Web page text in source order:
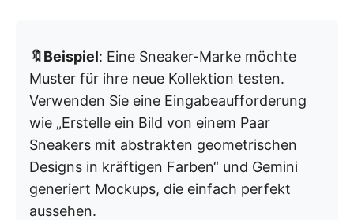
🔖Beispiel: Eine Sneaker-Marke möchte
Muster für ihre neue Kollektion testen.
Verwenden Sie eine Eingabeaufforderung
wie „Erstelle ein Bild von einem Paar
Sneakers mit abstrakten geometrischen
Designs in kräftigen Farben“ und Gemini
generiert Mockups, die einfach perfekt
aussehen.